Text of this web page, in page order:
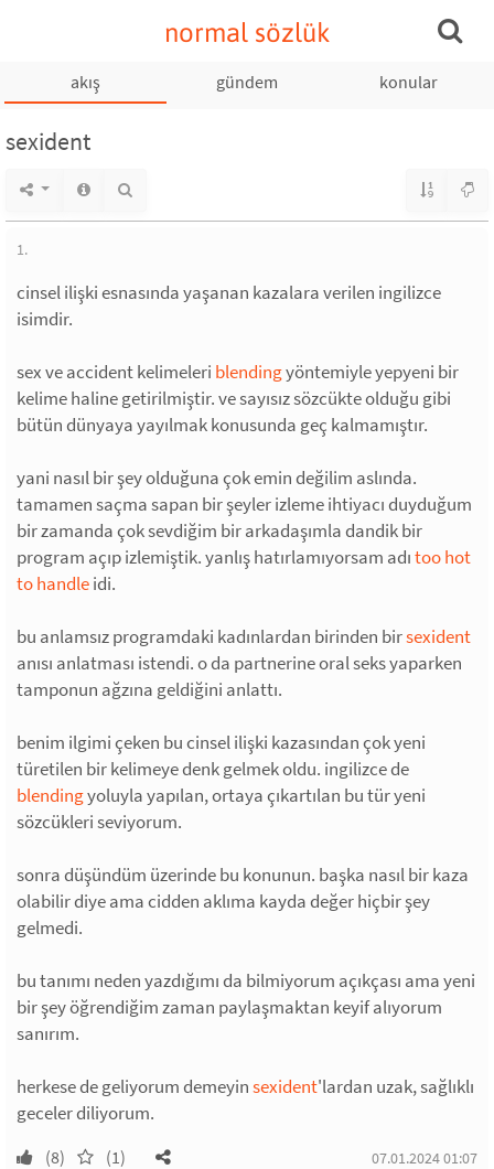
normal sözlük
akış gündem konular
sexident
1.
cinsel ilişki esnasında yaşanan kazalara verilen ingilizce
isimdir.
sex ve accident kelimeleri blendingyöntemiyle yepyeni bir
kelime haline getirilmiştir. ve sayısız sözcükte olduğu gibi
bütün dünyaya yayılmak konusunda geç kalmamıştır.
yani nasıl bir şey olduğuna çok emin değilim aslında.
tamamen saçma sapan bir şeyler izleme ihtiyacı duyduğum
bir zamanda çok sevdiğim bir arkadaşımla dandik bir
program açıp izlemiştik. yanlış hatırlamıyorsam adıtoo hot
to handleidi.
bu anlamsız programdaki kadınlardan birinden birsexident
anısı anlatması istendi. o da partnerine oral seks yaparken
tamponun ağzına geldiğini anlattı.
benim ilgimi çeken bu cinsel ilişki kazasından çok yeni
türetilen bir kelimeye denk gelmek oldu. ingilizce de
blendingyoluyla yapılan, ortaya çıkartılan bu tür yeni
sözcükleri seviyorum.
sonra düşündüm üzerinde bu konunun. başka nasıl bir kaza
olabilir diye ama cidden aklıma kayda değer hiçbir şey
gelmedi.
bu tanımı neden yazdığımı da bilmiyorum açıkçası ama yeni
bir şey öğrendiğim zaman paylaşmaktan keyif alıyorum
sanırım.
herkese de geliyorum demeyinsexident'lardan uzak, sağlıklı
geceler diliyorum.
(8) (1) 07.01.2024 01:07